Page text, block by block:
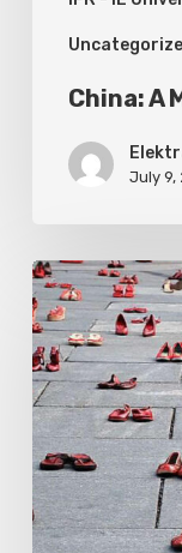
China: A
July 9,
How
to
Politicize
a
Tragedy:
The
Murder
of